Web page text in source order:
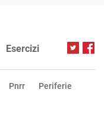
Esercizi
Pnrr Periferie